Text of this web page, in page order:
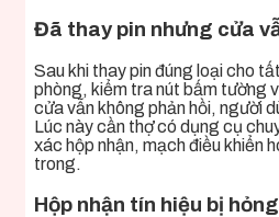
Đã thay pin nhưng cửa
Sau khi thay pin đúng loại cho
phòng, kiểm tra nút bấm tường
cửa vẫn không phản hồi, người
Lúc này cần thợ có dụng cụ
xác hộp nhận, mạch điều khiển
trong.
Hộp nhận tín hiệu bị hỏng